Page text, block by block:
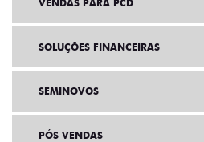
VENDAS PARA PCD
SOLUÇÕES FINANCEIRAS
SEMINOVOS
PÓS VENDAS